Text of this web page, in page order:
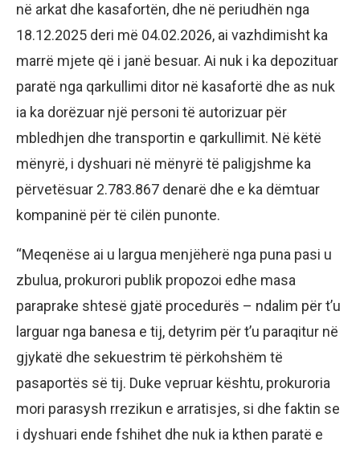
në arkat dhe kasafortën, dhe në periudhën nga
18.12.2025 deri më 04.02.2026, ai vazhdimisht ka
marrë mjete që i janë besuar. Ai nuk i ka depozituar
paratë nga qarkullimi ditor në kasafortë dhe as nuk
ia ka dorëzuar një personi të autorizuar për
mbledhjen dhe transportin e qarkullimit. Në këtë
mënyrë, i dyshuari në mënyrë të paligjshme ka
përvetësuar 2.783.867 denarë dhe e ka dëmtuar
kompaninë për të cilën punonte.
“Meqenëse ai u largua menjëherë nga puna pasi u
zbulua, prokurori publik propozoi edhe masa
paraprake shtesë gjatë procedurës – ndalim për t’u
larguar nga banesa e tij, detyrim për t’u paraqitur në
gjykatë dhe sekuestrim të përkohshëm të
pasaportës së tij. Duke vepruar kështu, prokuroria
mori parasysh rrezikun e arratisjes, si dhe faktin se
i dyshuari ende fshihet dhe nuk ia kthen paratë e